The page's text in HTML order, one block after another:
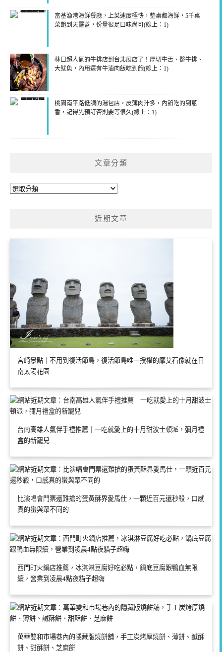
富基漁港海鮮餐廳，上菜速度極快，整桌都海鮮，5千桌
菜飽到天靈蓋，份量很足口味尚可(線上：1)
林口超人氣的牛排店到台北展店了！厚切牛舌、臀牛排、
大魷魚，內用還有牛滷肉飯吃到飽(線上：1)
桃園南平路低調的湯包店，皮薄肉汁多，內餡吃的到蔥
香，記得先預訂否則要等很久(線上：1)
文章分類
文
近期文章
宮崎景點｜不用到復活節島，復活節島唯一授權的摩艾石像就在日
南太陽花園
台南高雄人氣伴手禮推薦｜一吃就愛上的十月甜波士頓派，彌月禮
盒的新寵兒
比演唱會門票還難搶的蛋黃酥界愛馬仕，一顆近百元還秒殺，口感
真的蠻與眾不同的
西門町火鍋店推薦，冰淇淋豆腐好吃必點，鍋底豆腐跟鴨血無限
續，營業到凌晨4點夜貓子超嗨
萬華雙和市場巷內的隱藏版燒餅舖，手工炭烤厚燒餅、薄餅、鹹酥
餅、甜酥餅、芝麻餅